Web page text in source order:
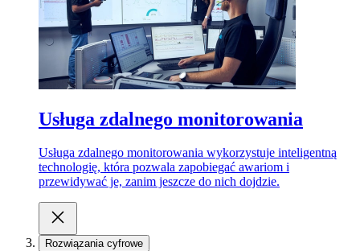
Usługa zdalnego monitorowania
Usługa zdalnego monitorowania wykorzystuje inteligentną
technologię, która pozwala zapobiegać awariom i
przewidywać je, zanim jeszcze do nich dojdzie.
Rozwiązania cyfrowe